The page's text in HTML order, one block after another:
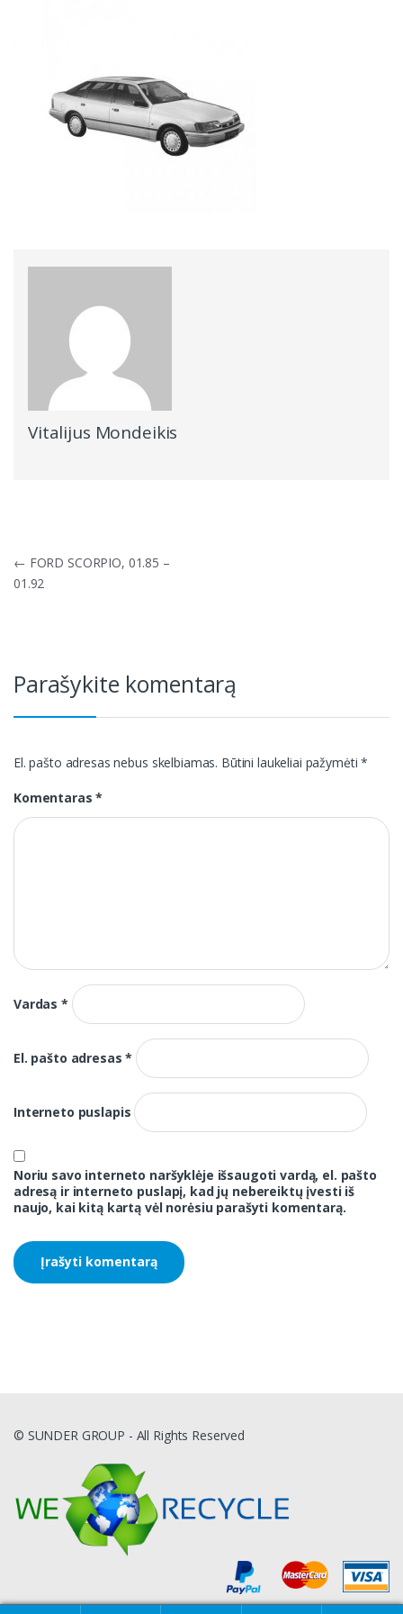
Vitalijus Mondeikis
Navigacija
tarp
įrašų
← FORD SCORPIO, 01.85 –
01.92
Parašykite komentarą
El. pašto adresas nebus skelbiamas. Būtini laukeliai pažymėti*
Komentaras*
Vardas*
El. pašto adresas*
Interneto puslapis
Noriu savo interneto naršyklėje išsaugoti vardą, el. pašto
adresą ir interneto puslapį, kad jų nebereiktų įvesti iš
naujo, kai kitą kartą vėl norėsiu parašyti komentarą.
© SUNDER GROUP - All Rights Reserved